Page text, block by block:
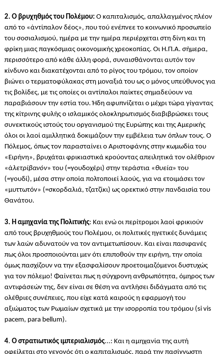
2. Ο βρυχηθμός του Πολέμου: Ο καπιταλισμός, απαλλαγμένος πλέον
από το «ἀντίπαλον δέος», που τού ενέπνεε το κοινωνικό προσωπείο
του σοσιαλισμού, ημέρα με την ημέρα περιέρχεται στη δίνη και τη
φρίκη μιας παγκόσμιας οικονομικής χρεοκοπίας. Οι Η.Π.Α. σήμερα,
περισσότερο από κάθε άλλη φορά, συναισθάνονται αυτόν τον
κίνδυνο και διακατέχονται από το ρίγος του τρόμου, τον οποίον
βιώνει ο τερματοφύλακας στη μοναξιά του ως ο μόνος υπεύθυνος για
τις βολίδες, με τις οποίες οι αντίπαλοι παίκτες σημαδεύουν να
παραβιάσουν την εστία του. Ήδη αφυπνίζεται ο μέχρι τώρα γίγαντας
της κίτρινης φυλής ο ισλαμικός ολοκληρωτισμός διαβιβρώσκει τους
συνεκτικούς ιστούς του οργανισμού της Ευρώπης και της Αμερικής
όλοι οι λαοί αμιλλητικά δοκιμάζουν την εμβέλεια των όπλων τους. Ο
Πόλεμος, όπως τον παρασταίνει ο Αριστοφάνης στην κωμωδία του
«Ειρήνη», βρυχάται φρικιαστικά κρούοντας απειλητικά τον ολέθριον
«ἀλετρίβανόν» του (=γουδοχέρι) στην τεράστια «θυεία» του
(=γουδί), μέσα στην οποία πολτοποιεί λαούς, για να ετοιμάσει τον
«μυττωτόν» (=σκορδαλιά, τζατζίκι) ως ορεκτικό στην πανδαισία του
Θανάτου.
3. Η αμηχανία της Πολιτικής: Και ενώ οι περίτρομοι λαοί φρικιούν
από τους βρυχηθμούς του Πολέμου, οι πολιτικές ηγετικές δυνάμεις
των λαών αδυνατούν να τον αντιμετωπίσουν. Και είναι πασιφανές
πως όλοι προσποιούνται μεν ότι επιποθούν την ειρήνη, την οποία
όμως πασχίζουν να την εξασφαλίσουν προετοιμαζόμενοι δυστυχώς
για τον πόλεμο! Φαίνεται πως η σύγχρονη ανθρωπότητα, όμηρος των
αντιφάσεών της, δεν είναι σε θέση να αντλήσει διδάγματα από τις
ολέθριες συνέπειες, που είχε κατά καιρούς η εφαρμογή του
αξιώματος των Ρωμαίων σχετικά με την ισορροπία του τρόμου (si vis
pacem, para bellum).
4. Ο στρατιωτικός ιμπεριαλισμός...: Και η αμηχανία της αυτή
οφείλεται στο γεγονός ότι ο καπιταλισμός, παρά την πασίγνωστη